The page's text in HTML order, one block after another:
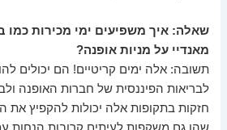
שאלה: איך משפיעים ימי מכירות כמו
מאנדיי על מניות אופנה?
תשובה: אלה ימים קריטיים! הם יכולים
לבריאות הפיננסית של חברות האופנה
חזקות בתקופות אלה יכולות להקפיץ את
שהן גם משקפות לעיתים קרובות הנחות